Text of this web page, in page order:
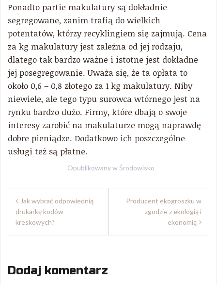
Ponadto partie makulatury są dokładnie
segregowane, zanim trafią do wielkich
potentatów, którzy recyklingiem się zajmują. Cena
za kg makulatury jest zależna od jej rodzaju,
dlatego tak bardzo ważne i istotne jest dokładne
jej posegregowanie. Uważa się, że ta opłata to
około 0,6 – 0,8 złotego za 1 kg makulatury. Niby
niewiele, ale tego typu surowca wtórnego jest na
rynku bardzo dużo. Firmy, które dbają o swoje
interesy zarobić na makulaturze mogą naprawdę
dobre pieniądze. Dodatkowo ich poszczególne
usługi też są płatne.
Opublikowany wŚrodowisko
Nawigacja
wpisu
Jak wybrać odpowiednią
drukarkę kodów
kreskowych?
Producent ekogroszku w
zgodzie z ekologią i
ekonomią
Dodaj komentarz